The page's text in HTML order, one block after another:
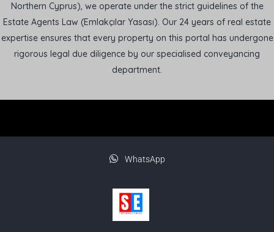
Northern Cyprus), we operate under the strict guidelines of the
Estate Agents Law (Emlakçılar Yasası). Our 24 years of real estate
expertise ensures that every property on this portal has undergone
rigorous legal due diligence by our specialised conveyancing
department.
WhatsApp